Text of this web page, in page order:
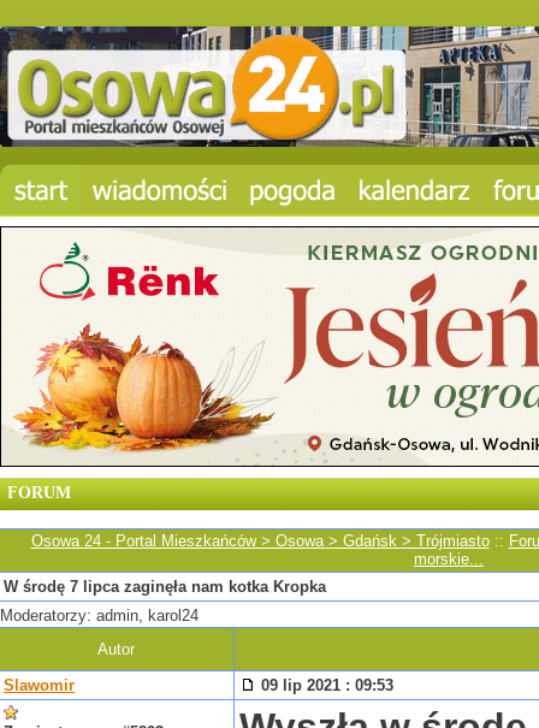
FORUM
Osowa 24 - Portal Mieszkańców > Osowa > Gdańsk > Trójmiasto::
morskie...
W środę 7 lipca zaginęła nam kotka Kropka
Moderatorzy: admin, karol24
Autor
Slawomir
09 lip 2021 : 09:53